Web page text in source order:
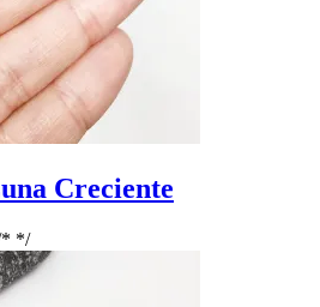
Creciente
*/